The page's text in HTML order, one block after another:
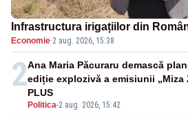
Infrastructura irigațiilor din
Economie·2 aug. 2026, 15:38
2
Politica-2 aug. 2026, 15:42
Ana Maria Păcuraru demască
ediție explozivă a emisiunii „Miza
PLUS